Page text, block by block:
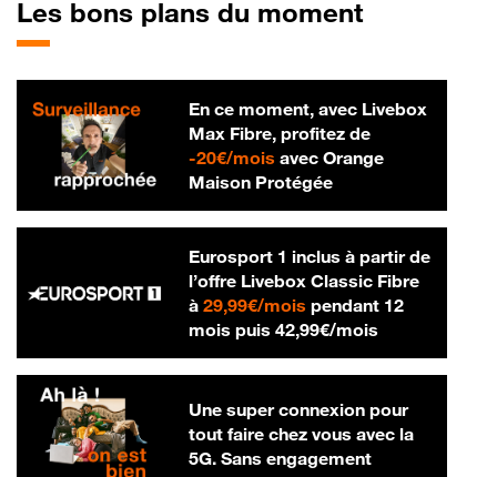
Les bons plans du moment
En ce moment, avec Livebox
Max Fibre, profitez de
-20€/mois20 € par mois
avec Orange
Maison Protégée
Eurosport 1 inclus à partir de
l’offre Livebox Classic Fibre
à 29,99€/mois29,99 € par mois
pendant 12
mois puis 42,99€/mois42,99 € par
Une super connexion pour
tout faire chez vous avec la
5G. Sans engagement